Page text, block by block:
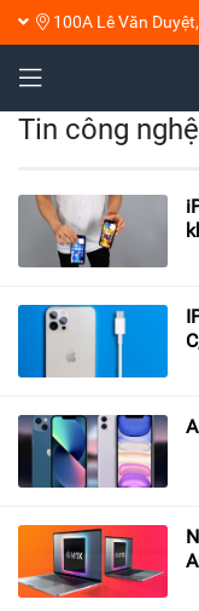
100A Lê Văn
Tin công nghệ